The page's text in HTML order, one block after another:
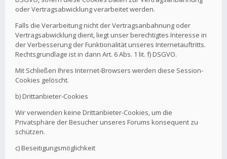
oder Vertragsabwicklung verarbeitet werden.
Falls die Verarbeitung nicht der Vertragsanbahnung oder
Vertragsabwicklung dient, liegt unser berechtigtes Interesse in
der Verbesserung der Funktionalität unseres Internetauftritts.
Rechtsgrundlage ist in dann Art. 6 Abs. 1 lit. f) DSGVO.
Mit Schließen Ihres Internet-Browsers werden diese Session-
Cookies gelöscht.
b) Drittanbieter-Cookies
Wir verwenden keine Drittanbieter-Cookies, um die
Privatsphäre der Besucher unseres Forums konsequent zu
schützen.
c) Beseitigungsmöglichkeit